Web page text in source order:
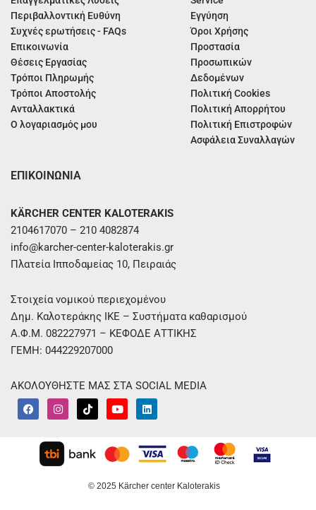
Περιβαλλοντική Ευθύνη
Συχνές ερωτήσεις - FAQs
Επικοινωνία
Θέσεις Εργασίας
Τρόποι Πληρωμής
Τρόποι Αποστολής
Ανταλλακτικά
Ο λογαριασμός μου
Εγγύηση
Όροι Χρήσης
Προστασία
Προσωπικών
Δεδομένων
Πολιτική Cookies
Πολιτική Απορρήτου
Πολιτική Επιστροφών
Ασφάλεια Συναλλαγών
ΕΠΙΚΟΙΝΩΝΙΑ
KÄRCHER CENTER KALOTERAKIS
2104617070 – 210 4082874
info@karcher-center-kaloterakis.gr
Πλατεία Ιπποδαμείας 10, Πειραιάς
Στοιχεία νομικού περιεχομένου
Δημ. Καλοτεράκης ΙΚΕ – Συστήματα καθαρισμού
Α.Φ.Μ. 082227971 – ΚΕΦΟΔΕ ΑΤΤΙΚΗΣ
ΓΕΜΗ: 044229207000
ΑΚΟΛΟΥΘΗΣΤΕ ΜΑΣ ΣΤΑ SOCIAL MEDIA
F
a
I
n
a
g
r
T
i
k
Y
o
u
b
L
i
e
d
i
© 2025 Kärcher center Kaloterakis